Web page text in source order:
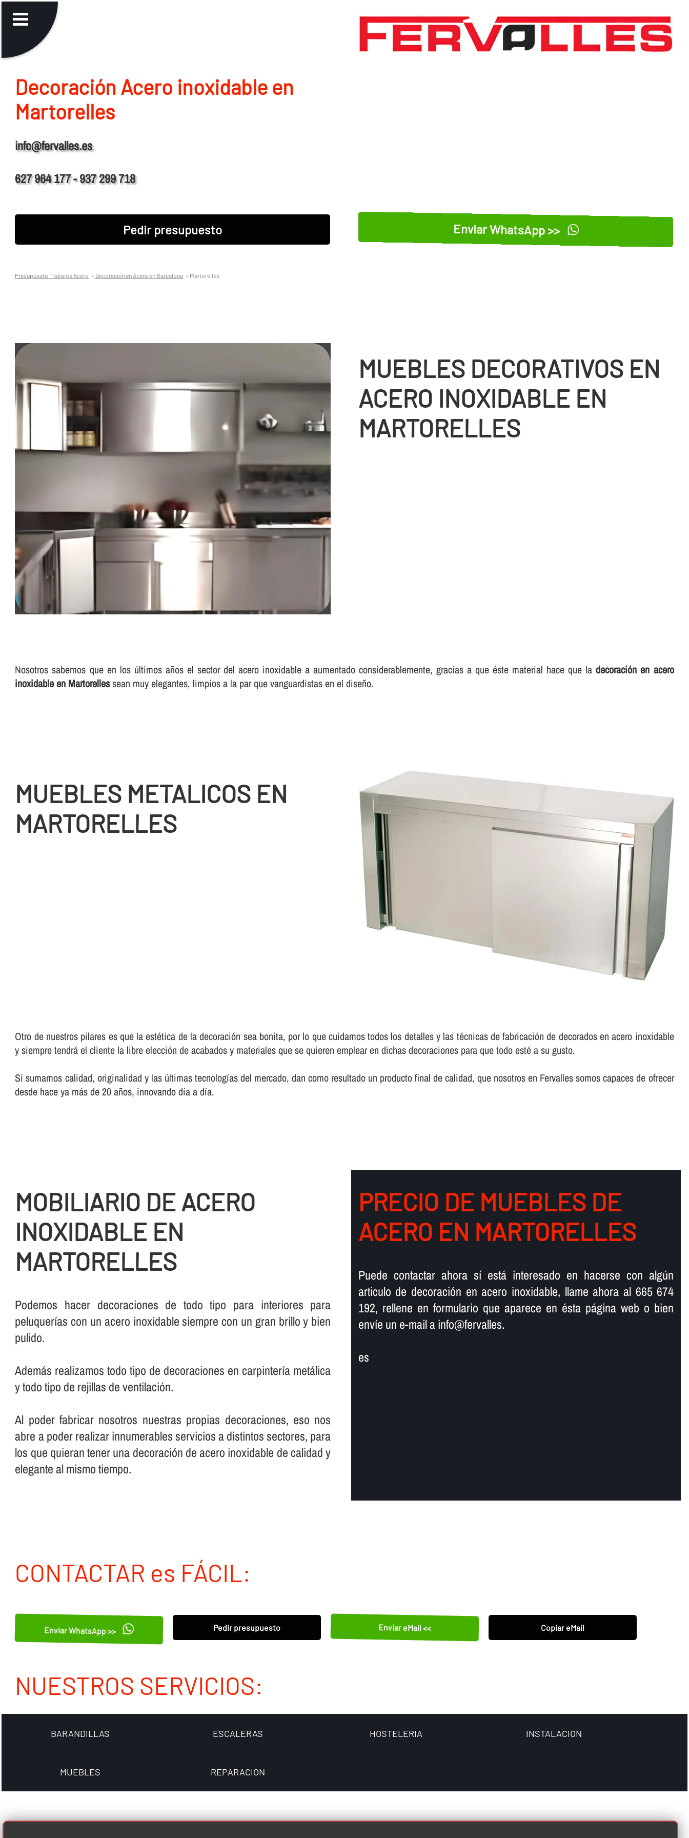
Decoración Acero inoxidable en
Martorelles
info@fervalles.es
627 964 177 - 937 299 718
Pedir presupuesto Enviar WhatsApp >>
Presupuesto Trabajos Acero Decoración en Acero en Barcelona Martorelles
MUEBLES DECORATIVOS EN
ACERO INOXIDABLE EN
MARTORELLES
Nosotros sabemos que en los últimos años el sector del acero inoxidable a aumentado considerablemente, gracias a que éste material hace que ladecoración en acero
inoxidable en Martorellessean muy elegantes, limpios a la par que vanguardistas en el diseño.
MUEBLES METALICOS EN
MARTORELLES
Otro de nuestros pilares es que la estética de la decoración sea bonita, por lo que cuidamos todos los detalles y las técnicas de fabricación de decorados en acero inoxidable
y siempre tendrá el cliente la libre elección de acabados y materiales que se quieren emplear en dichas decoraciones para que todo esté a su gusto.
Sí­ sumamos calidad, originalidad y las últimas tecnologí­as del mercado, dan como resultado un producto final de calidad, que nosotros en Fervalles somos capaces de ofrecer
desde hace ya más de 20 años, innovando dí­a a dí­a.
MOBILIARIO DE ACERO
INOXIDABLE EN
MARTORELLES
Podemos hacer decoraciones de todo tipo para interiores para
peluquerí­as con un acero inoxidable siempre con un gran brillo y bien
pulido.
Además realizamos todo tipo de decoraciones en carpinterí­a metálica
y todo tipo de rejillas de ventilación.
Al poder fabricar nosotros nuestras propias decoraciones, eso nos
abre a poder realizar innumerables servicios a distintos sectores, para
los que quieran tener una decoración de acero inoxidable de calidad y
elegante al mismo tiempo.
PRECIO DE MUEBLES DE
ACERO EN MARTORELLES
Puede contactar ahora sí­ está interesado en hacerse con algún
articulo de decoración en acero inoxidable, llame ahora al 665 674
192, rellene en formulario que aparece en ésta página web o bien
enví­e un e-mail a info@fervalles.
es
CONTACTAR es FÁCIL:
Enviar WhatsApp >> Pedir presupuesto Enviar eMail << Copiar eMail
NUESTROS SERVICIOS:
BARANDILLAS ESCALERAS HOSTELERIA INSTALACION
MUEBLES REPARACION